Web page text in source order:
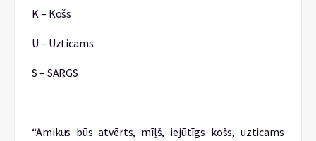
K – Košs
U – Uzticams
S – SARGS
“Amikus būs atvērts, mīļš, iejūtīgs košs, uzticams